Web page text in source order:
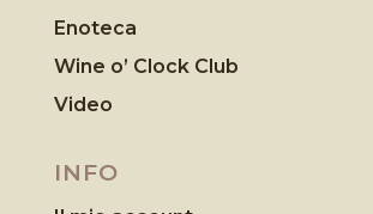
Enoteca
Wine o’ Clock Club
Video
INFO